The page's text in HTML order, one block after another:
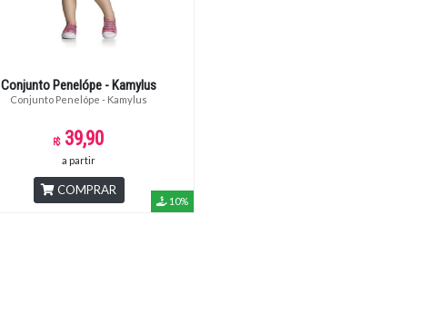
Conjunto Penelópe - Kamylus
Conjunto Penelópe - Kamylus
39,90
a partir
COMPRAR
10%